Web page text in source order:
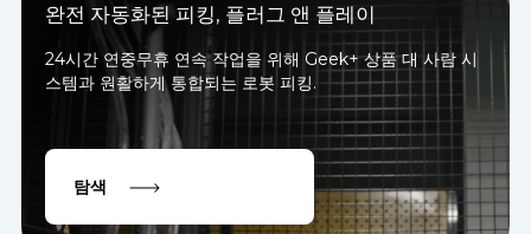
완전 자동화된 피킹, 플러그 앤 플레이
24시간 연중무휴 연속 작업을 위해 Geek+ 상품 대 사람 시
스템과 원활하게 통합되는 로봇 피킹.
탐색